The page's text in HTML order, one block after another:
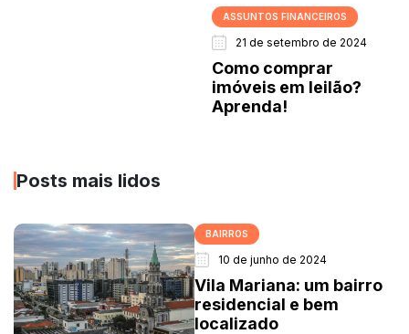
ASSUNTOS FINANCEIROS
21 de setembro de 2024
Como comprar
imóveis em leilão?
Aprenda!
Posts mais lidos
BAIRROS
10 de junho de 2024
Vila Mariana: um bairro
residencial e bem
localizado